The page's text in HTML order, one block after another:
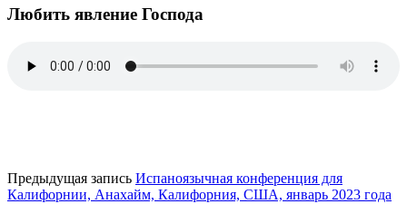
Любить явление Господа
Предыдущая запись Испаноязычная конференция для
Калифорнии, Анахайм, Калифорния, США, январь 2023 года